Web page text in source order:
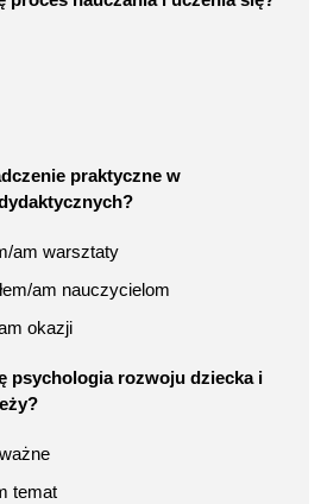
praktyczne w
am warsztaty
am nauczycielom
okazji
psychologia rozwoju dziecka i
temat